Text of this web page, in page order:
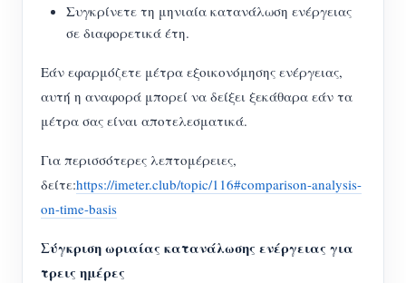
Συγκρίνετε τη μηνιαία κατανάλωση ενέργειας
σε διαφορετικά έτη.
Εάν εφαρμόζετε μέτρα εξοικονόμησης ενέργειας,
αυτή η αναφορά μπορεί να δείξει ξεκάθαρα εάν τα
μέτρα σας είναι αποτελεσματικά.
Για περισσότερες λεπτομέρειες,
δείτε:https://imeter.club/topic/116#comparison-analysis-
on-time-basis
Σύγκριση ωριαίας κατανάλωσης ενέργειας για
τρεις ημέρες